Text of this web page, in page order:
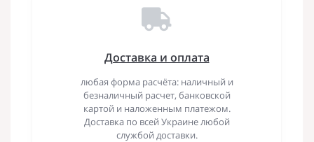
Доставка и оплата
любая форма расчёта: наличный и
безналичный расчет, банковской
картой и наложенным платежом.
Доставка по всей Украине любой
службой доставки.